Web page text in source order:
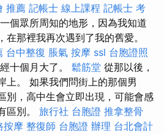
推薦 記帳士 線上課程 記帳士 考
個眾所周知的地形，因為我知道
那裡我再次遇到了我的舊愛。
台中整復 脹氣 按摩 ssl 台胞證照
十個月大了。 鬆筋堂 從那以後，
上。 如果我們問街上的那個男
別，高中生會立即出現，可能會感
區別。 旅行社 台胞證 推拿整骨
按摩 整復師 台胞證 辦理 台北會計